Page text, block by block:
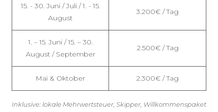
15. - 30. Juni / Juli / 1. - 15.
August
3.200€ / Tag
1. – 15. Juni / 15. – 30.
August / September
2.500€ / Tag
Mai & Oktober 2.300€ / Tag
Inklusive: lokale Mehrwertsteuer, Skipper, Willkommenspaket